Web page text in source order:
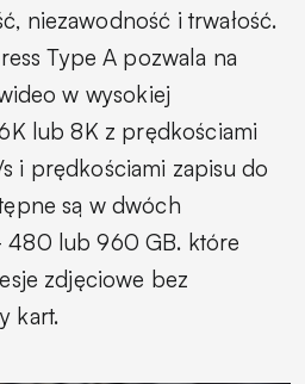
niezawodność i trwałość.
Type A pozwala na
w wysokiej
lub 8K z prędkościami
i prędkościami zapisu do
są w dwóch
lub 960 GB. które
zdjęciowe bez
kart.